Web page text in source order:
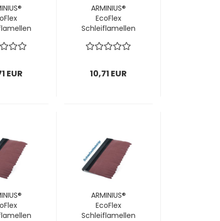
VPE = 14
EUR
ARMINIUS®
EcoFlex
Schleiflamellen
Schleifbürsten
P280; 1 VPE = 14
Stück
10,71 EUR
ARMINIUS®
EcoFlex
Schleiflamellen